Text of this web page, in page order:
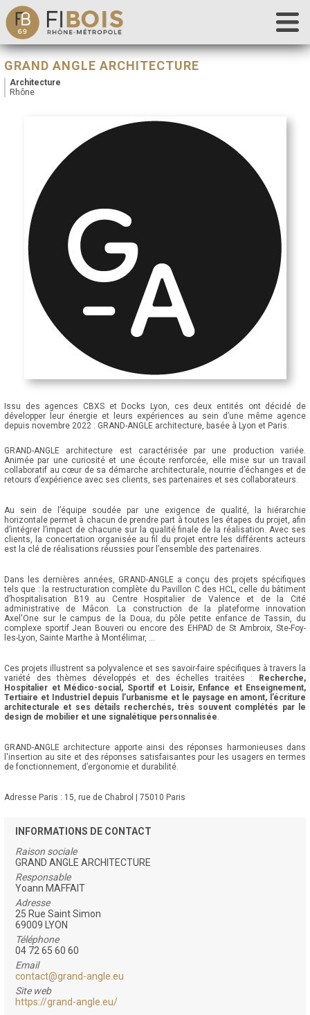
Accueil
Nos actions
GRAND ANGLE ARCHITECTURE
Architecture
Rhône
Issu des agences CBXS et Docks Lyon, ces deux entités ont décidé de
développer leur énergie et leurs expériences au sein d’une même agence
depuis novembre 2022 : GRAND-ANGLE architecture, basée à Lyon et Paris.
GRAND-ANGLE architecture est caractérisée par une production variée.
Animée par une curiosité et une écoute renforcée, elle mise sur un travail
collaboratif au cœur de sa démarche architecturale, nourrie d’échanges et de
retours d’expérience avec ses clients, ses partenaires et ses collaborateurs.
Au sein de l’équipe soudée par une exigence de qualité, la hiérarchie
horizontale permet à chacun de prendre part à toutes les étapes du projet, afin
d’intégrer l’impact de chacune sur la qualité finale de la réalisation. Avec ses
clients, la concertation organisée au fil du projet entre les différents acteurs
est la clé de réalisations réussies pour l’ensemble des partenaires.
Dans les dernières années, GRAND-ANGLE a conçu des projets spécifiques
tels que : la restructuration complète du Pavillon C des HCL, celle du bâtiment
d’hospitalisation B19 au Centre Hospitalier de Valence et de la Cité
administrative de Mâcon. La construction de la plateforme innovation
Axel'One sur le campus de la Doua, du pôle petite enfance de Tassin, du
complexe sportif Jean Bouveri ou encore des EHPAD de St Ambroix, Ste-Foy-
les-Lyon, Sainte Marthe à Montélimar, ...
Ces projets illustrent sa polyvalence et ses savoir-faire spécifiques à travers la
variété des thèmes développés et des échelles traitées :
Recherche,
Hospitalier et Médico-social, Sportif et Loisir, Enfance et Enseignement,
Tertiaire et Industriel depuis l’urbanisme et le paysage en amont, l’écriture
architecturale et ses détails recherchés, très souvent complétés par le
design de mobilier et une signalétique personnalisée.
GRAND-ANGLE architecture apporte ainsi des réponses harmonieuses dans
l'insertion au site et des réponses satisfaisantes pour les usagers en termes
de fonctionnement, d’ergonomie et durabilité.
Adresse Paris : 15, rue de Chabrol | 75010 Paris
INFORMATIONS DE CONTACT
Raison sociale
GRAND ANGLE ARCHITECTURE
Responsable
Yoann MAFFAIT
Adresse
25 Rue Saint Simon
69009 LYON
Téléphone
04 72 65 60 60
Email
contact@grand-angle.eu
Site web
https://grand-angle.eu/